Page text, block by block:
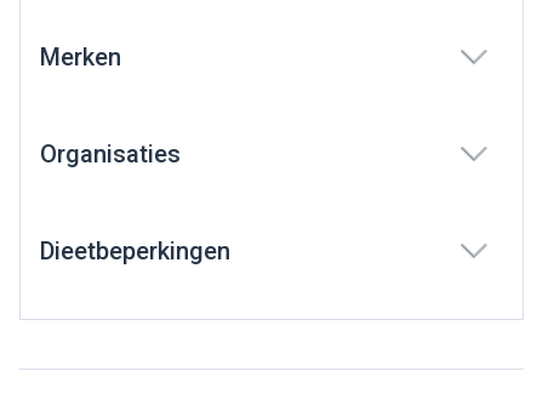
Merken
Organisaties
Dieetbeperkingen